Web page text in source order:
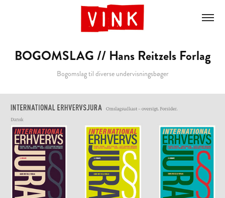
BOGOMSLAG // Hans Reitzels Forlag
Bogomslag til diverse undervisningsbøger